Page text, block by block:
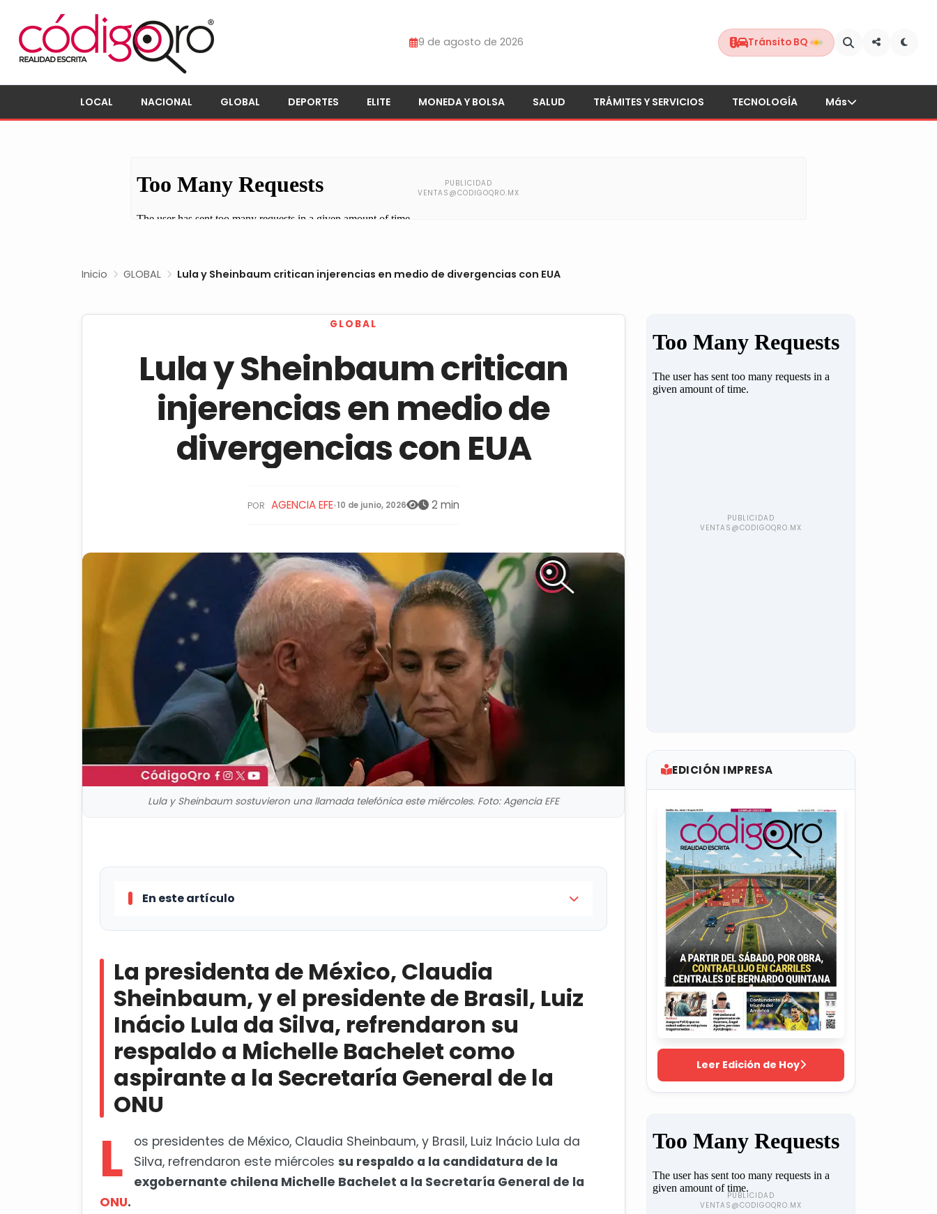
9 de agosto de 2026 Tránsito BQ
LOCAL NACIONAL GLOBAL DEPORTES ELITE MONEDA Y BOLSA SALUD TRÁMITES Y SERVICIOS TECNOLOGÍA Más
Inicio GLOBAL Lula y Sheinbaum critican injerencias en medio de divergencias con EUA
GLOBAL
Lula y Sheinbaum critican
injerencias en medio de
divergencias con EUA
POR AGENCIA EFE•10 de junio, 2026 2 min
Lula y Sheinbaum sostuvieron una llamada telefónica este miércoles. Foto: Agencia EFE
En este artículo
Secretaría General de la ONU
Irán cierra Hormuz y ataca bases de EUA en Baréin, Kuwait y Jordania
La presidenta de México, Claudia
Sheinbaum, y el presidente de Brasil, Luiz
Inácio Lula da Silva, refrendaron su
respaldo a Michelle Bachelet como
aspirante a la Secretaría General de la
ONU
L
os presidentes de México, Claudia Sheinbaum, y Brasil, Luiz Inácio Lula da
Silva, refrendaron este miércoles su respaldo a la candidatura de la
exgobernante chilena Michelle Bachelet a la Secretaría General de la
ONU.
EDICIÓN IMPRESA
Leer Edición de Hoy